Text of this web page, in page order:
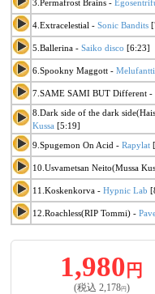
3.Permafrost Brains -
4.Extracelestial -Sonic Bandits
5.Ballerina -Saiko disco [6:23]
6.Spookny Maggott -Melufantti
7.SAME SAMI BUT Different -
8.Dark side of the dark
Kussa [5:19]
9.Spugemon On Acid -Rapylat
10.Usvametsan Neito(Mussa
11.Koskenkorva -Hypnic Lab
12.Roachless(RIP Tommi) -
1,980 円
(税込 2,178円)